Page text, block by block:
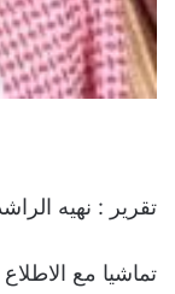
تقرير : نهيه
تماشيا مع